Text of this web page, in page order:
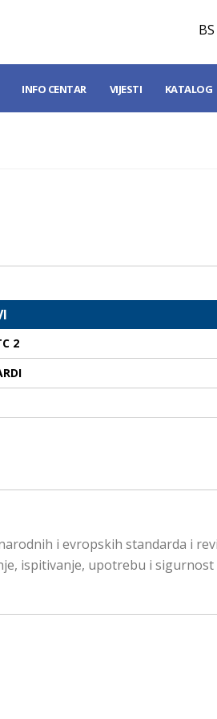
BS
INFO CENTAR VIJESTI KATALOG
2
i evropskih standarda i
ispitivanje, upotrebu i